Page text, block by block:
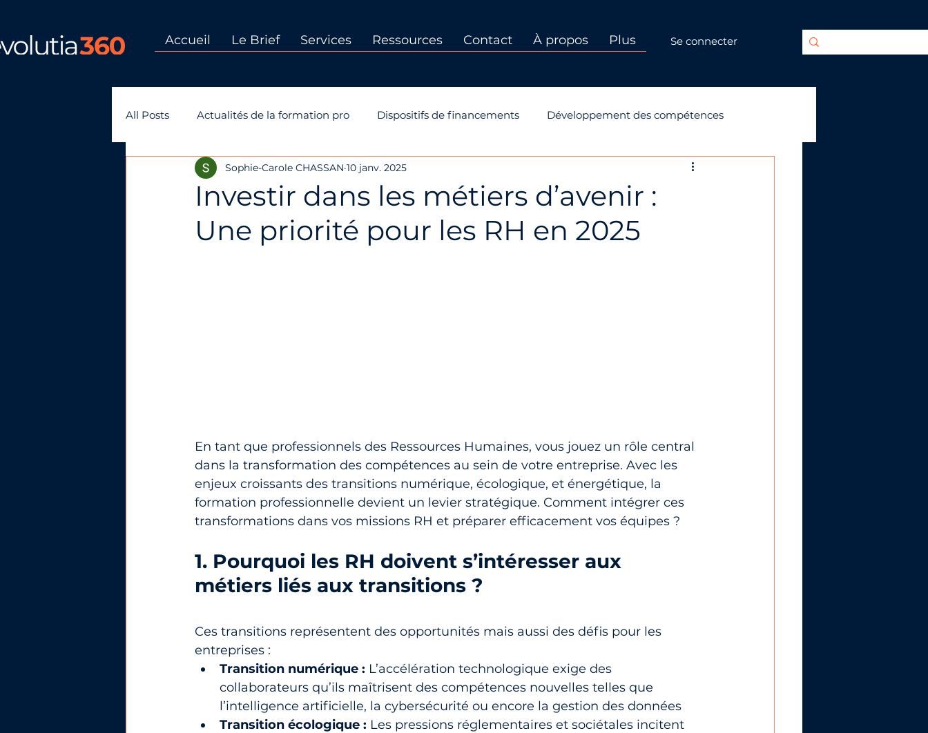
Accueil Le Brief Services Ressources Contact À propos Plus Se connecter
All Posts Actualités de la formation pro Dispositifs de financements Développement des compétences
GEPP-gestion des emplois et PP Dispositifs de formation
Investir dans les métiers d’avenir :
Une priorité pour les RH en 2025
Sophie-Carole CHASSAN 10 janv. 2025
En tant que professionnels des Ressources Humaines, vous jouez un rôle central
dans la transformation des compétences au sein de votre entreprise. Avec les
enjeux croissants des transitions numérique, écologique, et énergétique, la
formation professionnelle devient un levier stratégique. Comment intégrer ces
transformations dans vos missions RH et préparer efficacement vos équipes ?
1. Pourquoi les RH doivent s’intéresser aux
métiers liés aux transitions ?
Ces transitions représentent des opportunités mais aussi des défis pour les
entreprises :
Transition numérique : L’accélération technologique exige des
collaborateurs qu’ils maîtrisent des compétences nouvelles telles que
l’intelligence artificielle, la cybersécurité ou encore la gestion des données
Transition écologique : Les pressions réglementaires et sociétales incitent